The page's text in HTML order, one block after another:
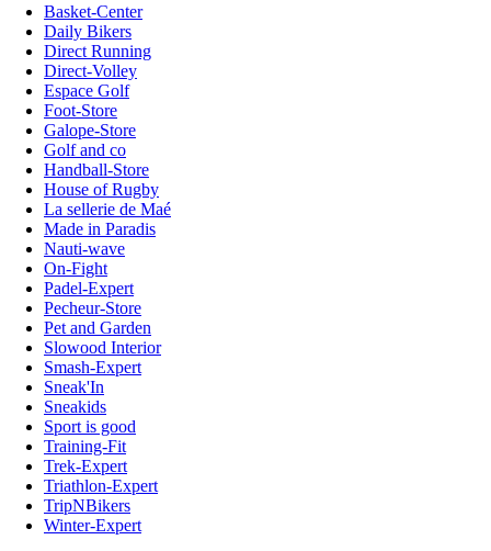
Basket-Center
Daily Bikers
Direct Running
Direct-Volley
Espace Golf
Foot-Store
Galope-Store
Golf and co
Handball-Store
House of Rugby
La sellerie de Maé
Made in Paradis
Nauti-wave
On-Fight
Padel-Expert
Pecheur-Store
Pet and Garden
Slowood Interior
Smash-Expert
Sneak'In
Sneakids
Sport is good
Training-Fit
Trek-Expert
Triathlon-Expert
TripNBikers
Winter-Expert